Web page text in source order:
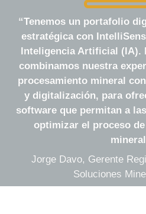
“Tenemos un portafolio
estratégica con
Inteligencia Artificial (IA).
combinamos nuestra
procesamiento mineral
software que permitan a
optimizar el proceso
Jorge Davo, Gerente
Soluciones